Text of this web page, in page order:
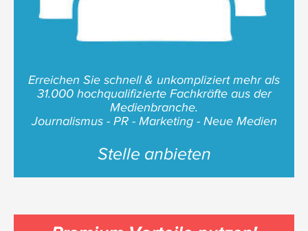
Erreichen Sie schnell & unkompliziert mehr als
31.000 hochqualifizierte Fachkräfte aus der
Medienbranche.
Journalismus - PR - Marketing - Neue Medien
Stelle anbieten